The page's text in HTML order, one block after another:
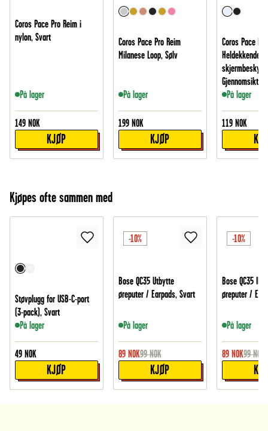
Coros Pace Pro Reim i
nylon, Svart
På lager
149 NOK
KJØP
Coros Pace Pro Reim
Milanese Loop, Sølv
På lager
199 NOK
KJØP
Coros Pace Pro
Heldekkende
Gjennomsiktig
På lager
119 NOK
Kjøpes ofte sammen med
Støvplugg for USB-C-port
(3-pack), Svart
På lager
49 NOK
KJØP
-10%
Bose QC35 Utbytte
øreputer / Earpads, Svart
På lager
89 NOK99 NOK
KJØP
-10%
Bose QC35 II
øreputer /
På lager
89 NOK99 NOK